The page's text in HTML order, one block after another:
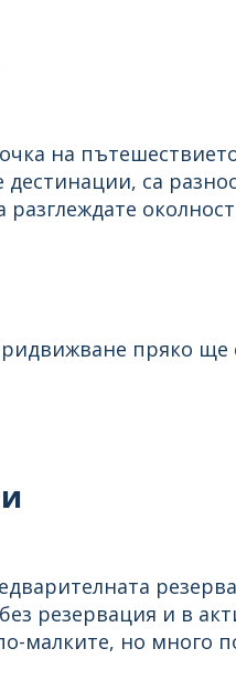
на
са
пряко ще
резервация и в
малките, но много